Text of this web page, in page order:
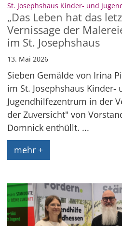
St. Josephshaus Kinder- und
„Das Leben hat das
Vernissage der
im St. Josephshaus
13. Mai 2026
Sieben Gemälde von Irina
im St. Josephshaus Kinder-
Jugendhilfezentrum in der
der Zuversicht" von
Domnick enthüllt. ...
mehr +